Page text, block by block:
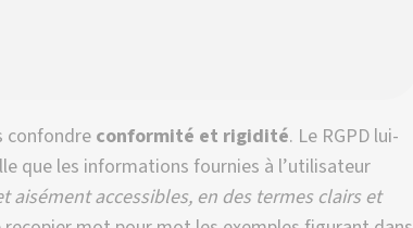
confondre conformité et rigidité. Le RGPD lui-
que les informations fournies à l’utilisateur
aisément accessibles, en des termes clairs et